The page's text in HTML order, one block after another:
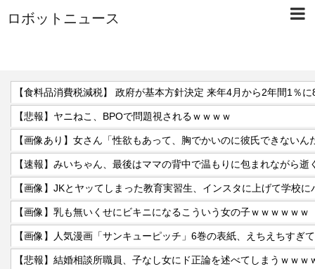
ロボットニュース
【食料品消費税減税】 政府が基本方針決定 来年4月から2年間1％
【悲報】ヤニねこ、BPOで問題視されるｗｗｗｗ
【速報】みいちゃん、最後はママの背中で温もりに包まれながら
【画像】JKとヤッてしまった教育実習生、インスタに上げて学校
【画像】乳も無いくせにビキニになるこういう女の子ｗｗｗｗｗｗ
【画像】人気漫画「サンキューピッチ」6巻の表紙、えちえちすぎ
【悲報】結婚相談所職員、子なし女にド正論を述べてしまうｗｗｗ